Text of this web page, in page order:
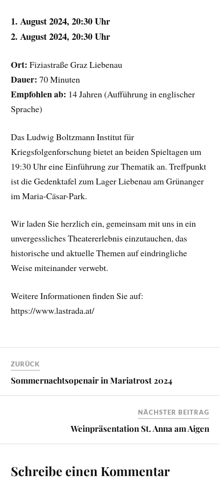
1. August 2024, 20:30 Uhr
2. August 2024, 20:30 Uhr
Ort: Fiziastraße Graz Liebenau
Dauer: 70 Minuten
Empfohlen ab: 14 Jahren (Aufführung in englischer
Sprache)
Das Ludwig Boltzmann Institut für
Kriegsfolgenforschung bietet an beiden Spieltagen um
19:30 Uhr eine Einführung zur Thematik an. Treffpunkt
ist die Gedenktafel zum Lager Liebenau am Grünanger
im Maria-Cäsar-Park.
Wir laden Sie herzlich ein, gemeinsam mit uns in ein
unvergessliches Theatererlebnis einzutauchen, das
historische und aktuelle Themen auf eindringliche
Weise miteinander verwebt.
Weitere Informationen finden Sie auf:
https://www.lastrada.at/
ZURÜCK
Sommernachtsopenair in Mariatrost 2024
NÄCHSTER BEITRAG
Weinpräsentation St. Anna am Aigen
Schreibe einen Kommentar